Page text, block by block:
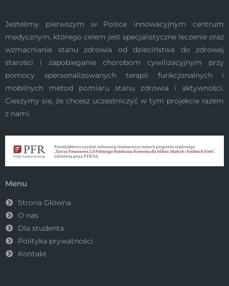
Jesteśmy pierwszym w Polsce innowacyjnym centrum
medycznym, którego celem jest specjalistyczne leczenie oraz
wzmacnianie stanu zdrowia od dzieciństwa do zdrowej
starości i zapobieganie chorobom cywilizacyjnym przy
pomocy spersonalizowanych terapii funkcjonalnych i
mobilnych metod pomiaru stanu zdrowia i aktywności.
Cieszymy się, że chcesz uczestniczyć w tym projekcie razem
z nami.
Menu
Strona Główna
O nas
Dla studenta
Polityka prywatności
Kontakt